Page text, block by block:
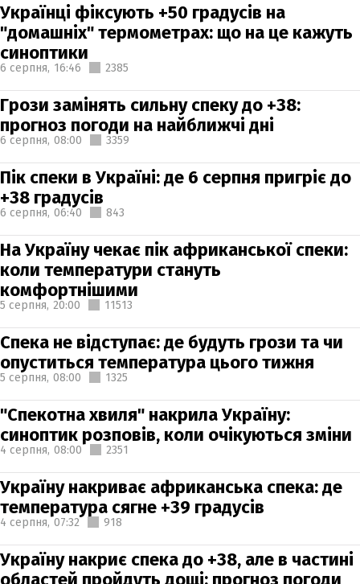
Українці фіксують +50 градусів на
"домашніх" термометрах: що на це кажуть
синоптики
6 серпня, 16:46 2385
Грози замінять сильну спеку до +38:
прогноз погоди на найближчі дні
6 серпня, 08:00 3359
Пік спеки в Україні: де 6 серпня пригріє до
+38 градусів
6 серпня, 06:40 843
На Україну чекає пік африканської спеки:
коли температури стануть
комфортнішими
5 серпня, 20:00 11513
Спека не відступає: де будуть грози та чи
опуститься температура цього тижня
5 серпня, 08:00 1325
"Спекотна хвиля" накрила Україну:
синоптик розповів, коли очікуються зміни
4 серпня, 08:00 2351
Україну накриває африканська спека: де
температура сягне +39 градусів
4 серпня, 07:32 918
Україну накриє спека до +38, але в частині
областей пройдуть дощі: прогноз погоди